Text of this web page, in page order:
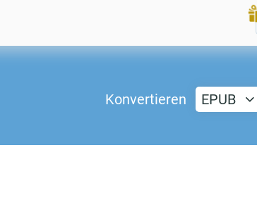
Konvertieren EPUB